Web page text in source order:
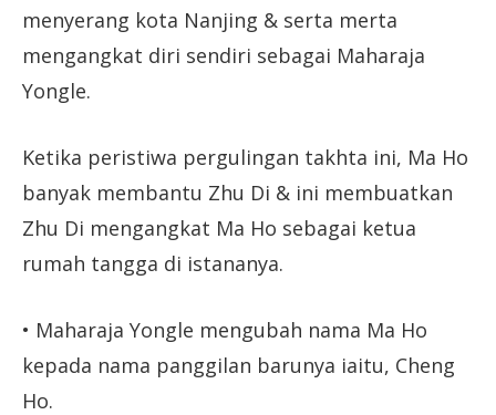
menyerang kota Nanjing & serta merta
mengangkat diri sendiri sebagai Maharaja
Yongle.
Ketika peristiwa pergulingan takhta ini, Ma Ho
banyak membantu Zhu Di & ini membuatkan
Zhu Di mengangkat Ma Ho sebagai ketua
rumah tangga di istananya.
• Maharaja Yongle mengubah nama Ma Ho
kepada nama panggilan barunya iaitu, Cheng
Ho.